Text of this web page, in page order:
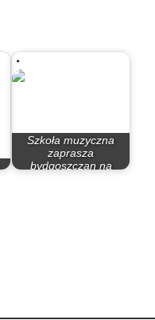
Szkoła muzyczna
zaprasza
bydgoszczan na